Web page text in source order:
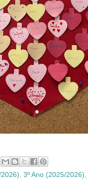
, 3º Ano (2025/2026),